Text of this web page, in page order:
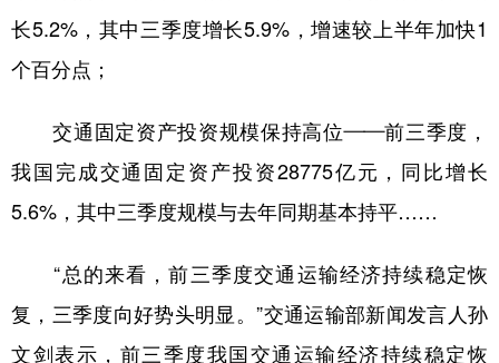
长5.2%，其中三季度增长5.9%，增速较上半年加快1
个百分点；
交通固定资产投资规模保持高位——前三季度，
我国完成交通固定资产投资28775亿元，同比增长
5.6%，其中三季度规模与去年同期基本持平……
“总的来看，前三季度交通运输经济持续稳定恢
复，三季度向好势头明显。”交通运输部新闻发言人孙
文剑表示，前三季度我国交通运输经济持续稳定恢